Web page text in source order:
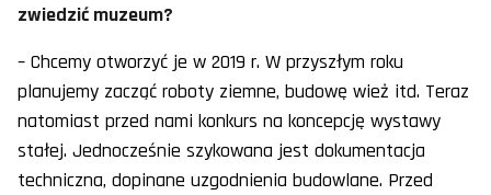
zwiedzić muzeum?
– Chcemy otworzyć je w 2019 r. W przyszłym roku
planujemy zacząć roboty ziemne, budowę wież itd. Teraz
natomiast przed nami konkurs na koncepcję wystawy
stałej. Jednocześnie szykowana jest dokumentacja
techniczna, dopinane uzgodnienia budowlane. Przed